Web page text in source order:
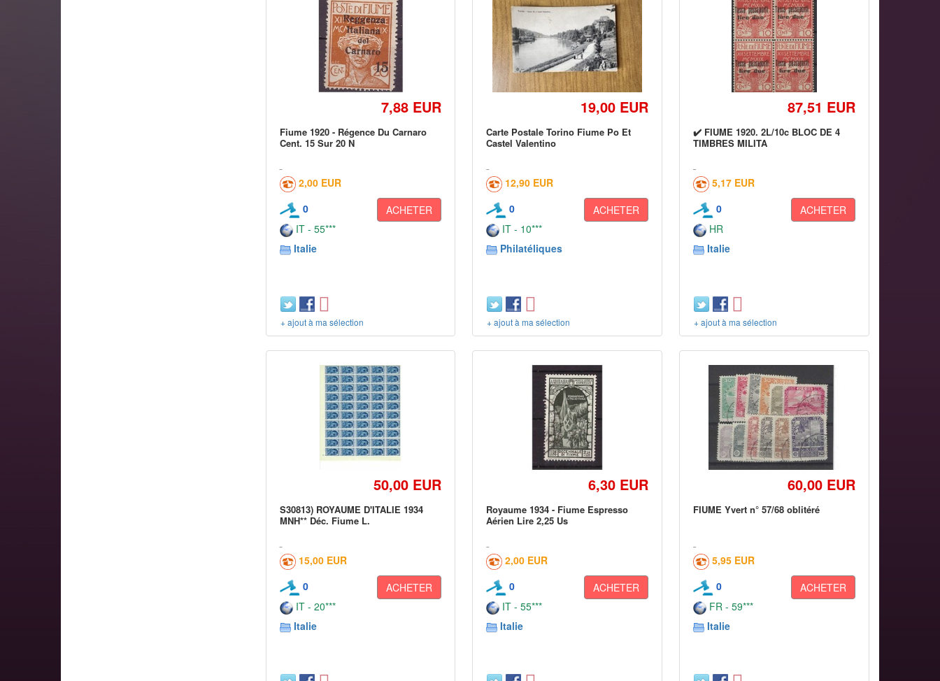
7,88 EUR
Fiume 1920 - Régence Du Carnaro
Cent. 15 Sur 20 N
2,00 EUR
0
ACHETER
IT - 55***
Italie
+ ajout à ma sélection
19,00 EUR
Carte Postale Torino Fiume Po Et
Castel Valentino
12,90 EUR
0
ACHETER
IT - 10***
Philatéliques
+ ajout à ma sélection
87,51 EUR
✔️ FIUME 1920. 2L/10c BLOC DE 4
TIMBRES MILITA
5,17 EUR
0
ACHETER
HR
Italie
+ ajout à ma sélection
50,00 EUR
S30813) ROYAUME D'ITALIE 1934
MNH** Déc. Fiume L.
15,00 EUR
0
ACHETER
IT - 20***
Italie
6,30 EUR
Royaume 1934 - Fiume Espresso
Aérien Lire 2,25 Us
2,00 EUR
0
ACHETER
IT - 55***
Italie
60,00 EUR
FIUME Yvert n° 57/68 oblitéré
5,95 EUR
0
ACHETER
FR - 59***
Italie